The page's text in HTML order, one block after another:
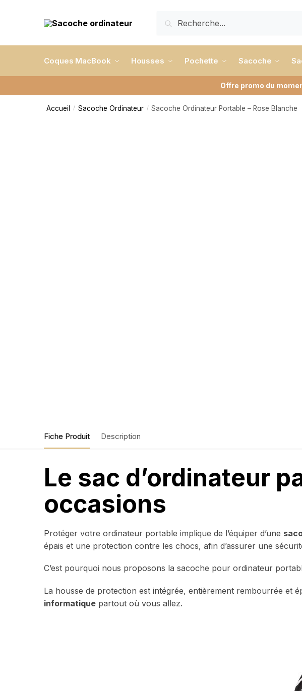
Coques MacBook Housses Pochette Sacoche
Offre promo du
Accueil / Sacoche Ordinateur / Sacoche Ordinateur Portable – Rose Blanche
Fiche Produit Description
Le sac d’ordinateur
occasions
Protéger votre ordinateur portable implique de l’équiper d’une
épais et une protection contre les chocs, afin d’assurer une
C’est pourquoi nous proposons la sacoche pour ordinateur
La housse de protection est intégrée, entièrement rembourrée et
informatique partout où vous allez.